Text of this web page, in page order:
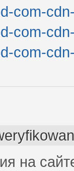
com-
com-
com-
на